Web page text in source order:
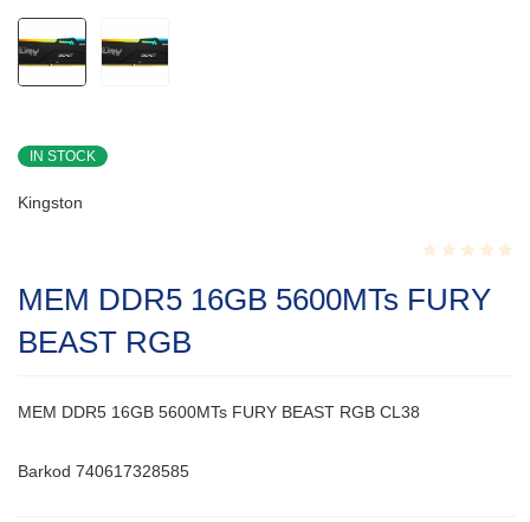
IN STOCK
Kingston
0.001
MEM DDR5 16GB 5600MTs FURY
BEAST RGB
MEM DDR5 16GB 5600MTs FURY BEAST RGB CL38
Barkod 740617328585